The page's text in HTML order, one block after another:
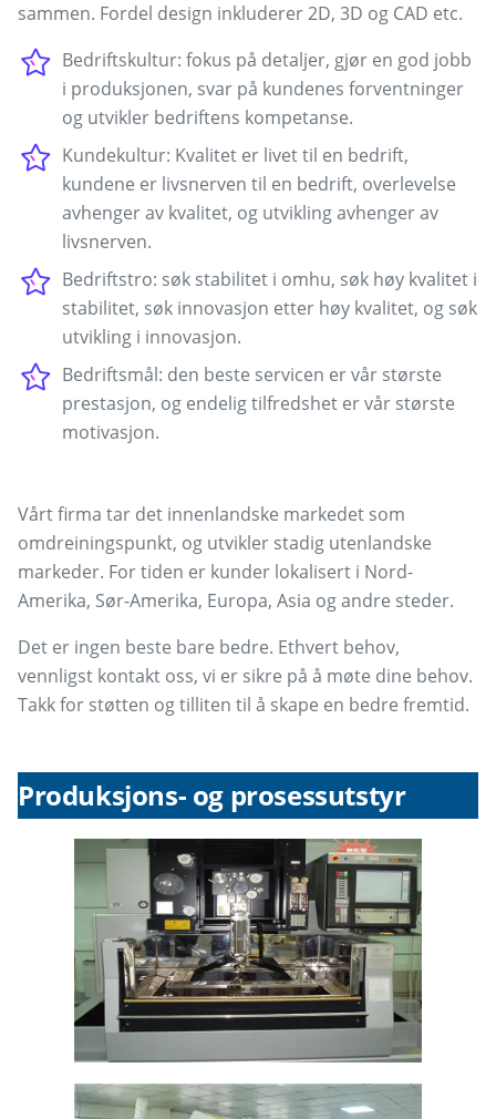
sammen. Fordel design inkluderer 2D, 3D og CAD etc.
Bedriftskultur: fokus på detaljer, gjør en god jobb
i produksjonen, svar på kundenes forventninger
og utvikler bedriftens kompetanse.
Kundekultur: Kvalitet er livet til en bedrift,
kundene er livsnerven til en bedrift, overlevelse
avhenger av kvalitet, og utvikling avhenger av
livsnerven.
Bedriftstro: søk stabilitet i omhu, søk høy kvalitet i
stabilitet, søk innovasjon etter høy kvalitet, og søk
utvikling i innovasjon.
Bedriftsmål: den beste servicen er vår største
prestasjon, og endelig tilfredshet er vår største
motivasjon.
Vårt firma tar det innenlandske markedet som
omdreiningspunkt, og utvikler stadig utenlandske
markeder. For tiden er kunder lokalisert i Nord-
Amerika, Sør-Amerika, Europa, Asia og andre steder.
Det er ingen beste bare bedre. Ethvert behov,
vennligst kontakt oss, vi er sikre på å møte dine behov.
Takk for støtten og tilliten til å skape en bedre fremtid.
Produksjons- og prosessutstyr